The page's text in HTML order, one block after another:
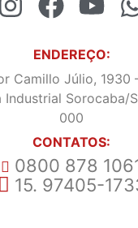
ENDEREÇO:
Camillo Júlio, 1930
Industrial Sorocaba/
000
CONTATOS:
0800 878
15. 97405-